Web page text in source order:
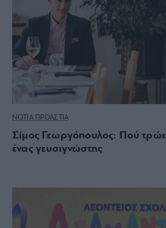
ΝΟΤΙΑ ΠΡΟΑΣΤΙΑ
Σίμος Γεωργόπουλος: Πού
ένας γευσιγνώστης